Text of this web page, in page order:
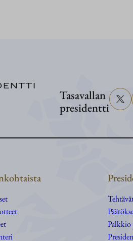
Tasavallan
presidentti
Palkkio